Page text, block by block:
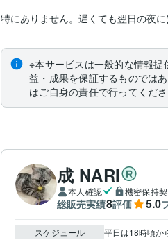
特にありません。遅くても翌日の夜に
※本サービスは一般的な情報
益・成果を保証するものでは
はご自身の責任で行ってくださ
成 NARI
本人確認 機密保持
総販売実績8評価 5.0
スケジュール 平日は18時頃か